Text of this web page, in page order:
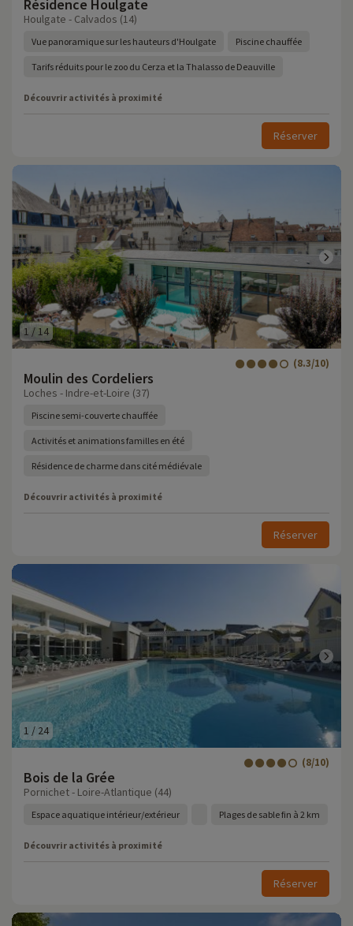
Résidence Houlgate
Houlgate - Calvados (14)
Vue panoramique sur les hauteurs d'Houlgate Piscine chauffée
Tarifs réduits pour le zoo du Cerza et la Thalasso de Deauville
Découvrir activités à proximité
Réserver
1 /14
Moulin des Cordeliers
(8.3/10)
Loches - Indre-et-Loire (37)
Piscine semi-couverte chauffée
Activités et animations familles en été
Résidence de charme dans cité médiévale
Découvrir activités à proximité
Réserver
1 / 24
Bois de la Grée
(8/10)
Pornichet - Loire-Atlantique (44)
Espace aquatique intérieur/extérieur Plages de sable fin à 2 km
Découvrir activités à proximité
Réserver